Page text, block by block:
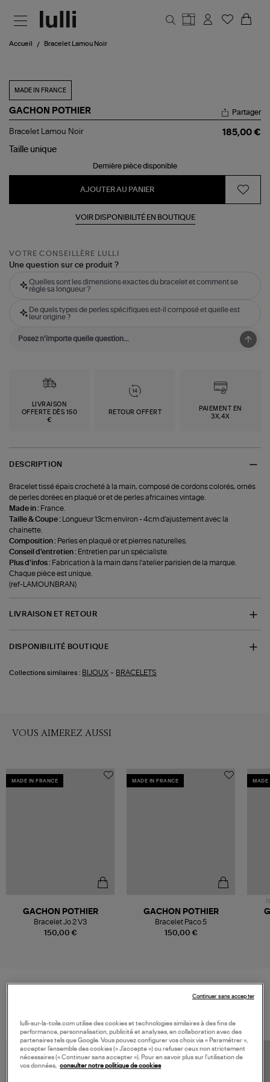
Accueil Bracelet Lamou Noir
MADE IN FRANCE
GACHON POTHIER
Bracelet
Noir
Partager
Bracelet Lamou Noir
185,00 €
Taille unique
Dernière pièce disponible
AJOUTER AU PANIER
VOIR DISPONIBILITÉ EN BOUTIQUE
VOTRE CONSEILLÈRE LULLI
Une question sur ce produit ?
Quelles sont les dimensions exactes du bracelet et comment se
règle sa longueur ?
De quels types de perles spécifiques est-il composé et quelle est
leur origine ?
LIVRAISON
OFFERTE DÈS 150
€
RETOUR OFFERT
PAIEMENT EN
3X,4X
DESCRIPTION
Bracelet tissé épais crocheté à la main, composé de cordons colorés, ornés
de perles dorées en plaqué or et de perles africaines vintage.
Made in : France.
Taille & Coupe :
Longueur 13cm environ - 4cm d'ajustement avec la
chainette.
Composition : Perles en plaqué or et pierres naturelles.
Conseil d'entretien : Entretien par un spécialiste.
Plus d'infos : Fabrication à la main dans l'atelier parisien de la marque.
Chaque pièce est unique.
(ref-LAMOUNBRAN)
LIVRAISON ET RETOUR
DISPONIBILITÉ BOUTIQUE
Collections similaires : BIJOUX - BRACELETS
VOUS AIMEREZ AUSSI
MADE IN FRANCE
150,00 €
GACHON POTHIER
Bracelet Jo 2 V3
MADE IN FRANCE
150,00 €
GACHON POTHIER
Bracelet Paco 5
MADE
lulli-sur-la-toile.com utilise des cookies et technologies similaires à des fins de
performance, personnalisation, publicité et analyses, en collaboration avec des
partenaires tels que Google. Vous pouvez configurer vos choix via « Paramétrer »,
accepter l’ensemble des cookies (« J’accepte ») ou refuser ceux non strictement
nécessaires (« Continuer sans accepter »). Pour en savoir plus sur l’utilisation de
vos données, consulter notre politique de cookies
Continuer sans accepter